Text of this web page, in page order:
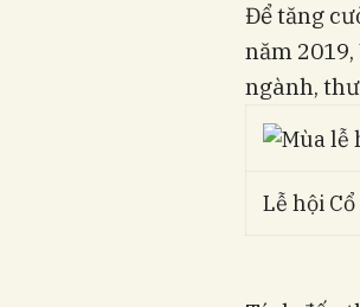
Để tăng
năm
ngành,
Lễ hội